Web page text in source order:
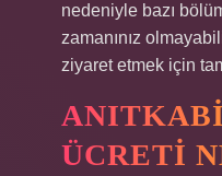
nedeniyle bazı
zamanınız
ziyaret etmek için
ÜCRETI